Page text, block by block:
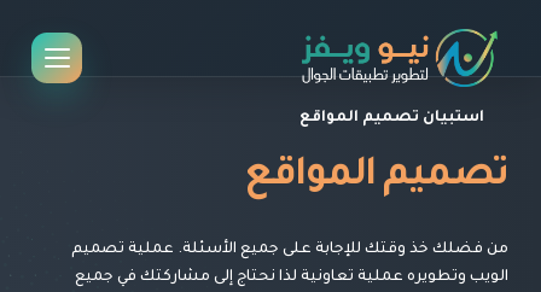
استبيان تصميم المواقع
تصميم المواقع
من فضلك خذ وقتك للإجابة على جميع الأسئلة. عملية تصميم
الويب وتطويره عملية تعاونية لذا نحتاج إلى مشاركتك في جميع